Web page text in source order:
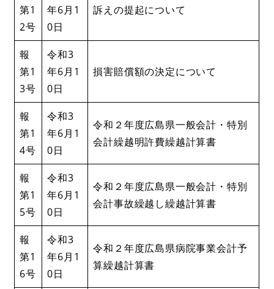
第1
2号
年6月1
0日
訴えの提起について
報
第1
3号
令和3
年6月1
0日
損害賠償額の決定について
報
第1
4号
令和3
年6月1
0日
令和２年度広島県一般会計・特別
会計繰越明許費繰越計算書
報
第1
5号
令和3
年6月1
0日
令和２年度広島県一般会計・特別
会計事故繰越し繰越計算書
報
第1
6号
令和3
年6月1
0日
令和２年度広島県病院事業会計予
算繰越計算書